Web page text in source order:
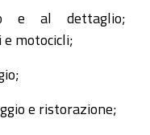
e al dettaglio;
e motocicli;
e ristorazione;